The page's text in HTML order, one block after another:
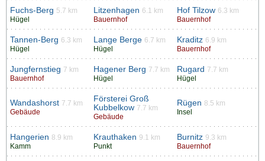
Fuchs-Berg 5.7 km
Hügel
Litzenhagen 6.1 km
Bauernhof
Hof Tilzow 6.3 km
Bauernhof
Tannen-Berg 6.3 km
Hügel
Lange Berge 6.7 km
Hügel
Kraditz 6.9 km
Bauernhof
Jungfernstieg 7 km
Bauernhof
Hagener Berg 7.7 km
Hügel
Rugard 7.7 km
Hügel
Wandashorst 7.7 km
Gebäude
Försterei Groß
Kubbelkow 7.7 km
Gebäude
Rügen 8.5 km
Insel
Hangerien 8.9 km
Kamm
Krauthaken 9.1 km
Punkt
Burnitz 9.3 km
Bauernhof